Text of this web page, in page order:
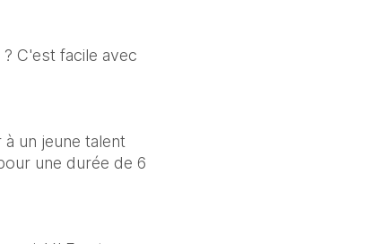
C'est facile avec
un jeune talent
une durée de 6